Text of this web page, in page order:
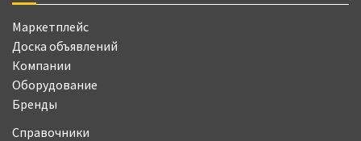
Маркетплейс
Доска объявлений
Компании
Оборудование
Бренды
Справочники